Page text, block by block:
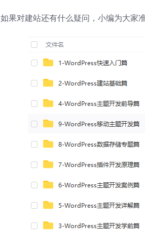
如果对建站还有什么疑问，小编为大家